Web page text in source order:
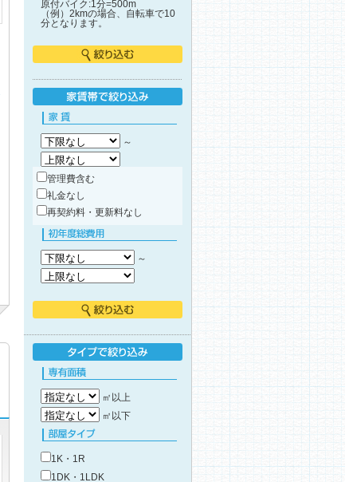
原付バイク:1分=500m
（例）2kmの場合、自転車で10
分となります。
～
管理費含む
礼金なし
再契約料・更新料なし
～
㎡以上
㎡以下
1K・1R
1DK・1LDK